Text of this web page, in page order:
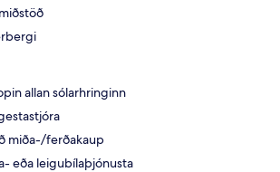
allan sólarhringinn
miða-/ferðakaup
eða leigubílaþjónusta